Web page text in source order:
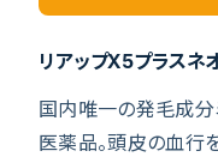
リアップX5プラスネ
国内唯一の発毛成
医薬品。頭皮の血行